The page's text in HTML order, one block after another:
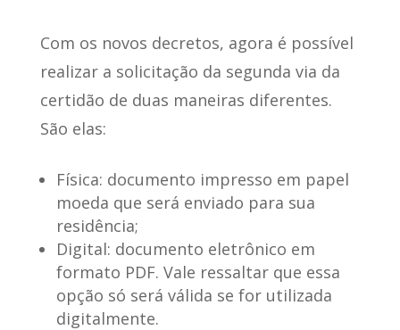
Com os novos decretos, agora é possível
realizar a solicitação da segunda via da
certidão de duas maneiras diferentes.
São elas:
Física: documento impresso em papel
moeda que será enviado para sua
residência;
Digital: documento eletrônico em
formato PDF. Vale ressaltar que essa
opção só será válida se for utilizada
digitalmente.